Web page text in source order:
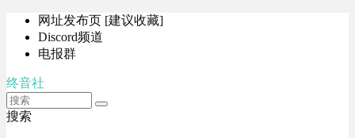
网址发布页 [建议收藏]
Discord频道
电报群
终音社
搜索